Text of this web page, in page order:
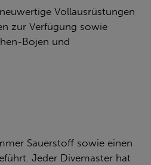
Vollausrüstungen
zur Verfügung sowie
Bojen und
Sauerstoff sowie einen
Jeder Divemaster hat